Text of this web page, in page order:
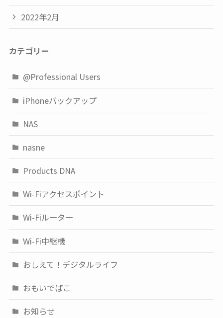
2022年2月
カテゴリー
@Professional Users
iPhoneバックアップ
NAS
nasne
Products DNA
Wi-Fiアクセスポイント
Wi-Fiルーター
Wi-Fi中継機
おしえて！デジタルライフ
おもいでばこ
お知らせ